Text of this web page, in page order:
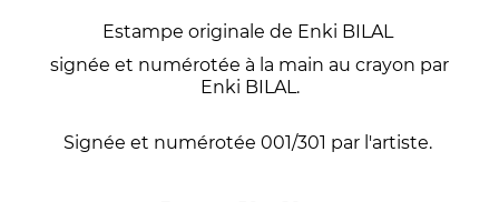
Estampe originale de Enki BILAL
signée et numérotée à la main au crayon par
Enki BILAL.
Signée et numérotée 001/301 par l'artiste.